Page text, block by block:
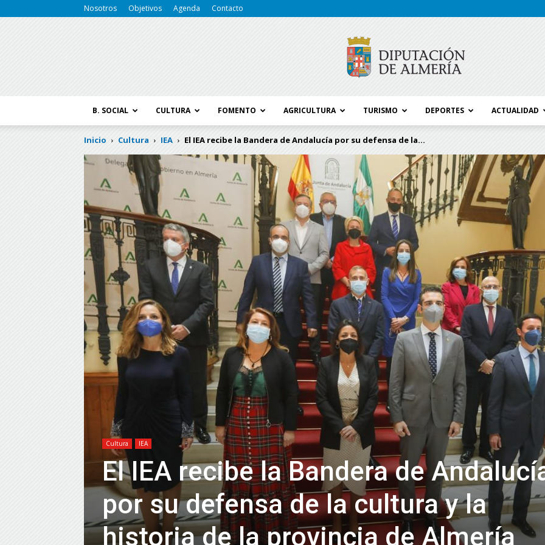
Nosotros Objetivos Agenda Contacto
Diputación
de
Almería
B. SOCIAL CULTURA FOMENTO AGRICULTURA TURISMO DEPORTES ACTUALIDAD
Inicio Cultura IEA El IEA recibe la Bandera de Andalucía por su defensa de la...
Cultura IEA
El IEA recibe la Bandera de
por su defensa de la cultura y la
historia de la provincia de Almería